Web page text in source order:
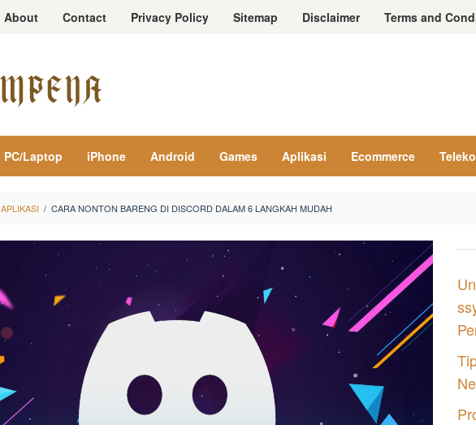
About Contact Privacy Policy Sitemap Disclaimer Terms and
PC/Laptop iPhone Android Games Aplikasi Ecommerce
APLIKASI / CARA NONTON BARENG DI DISCORD DALAM 6 LANGKAH MUDAH